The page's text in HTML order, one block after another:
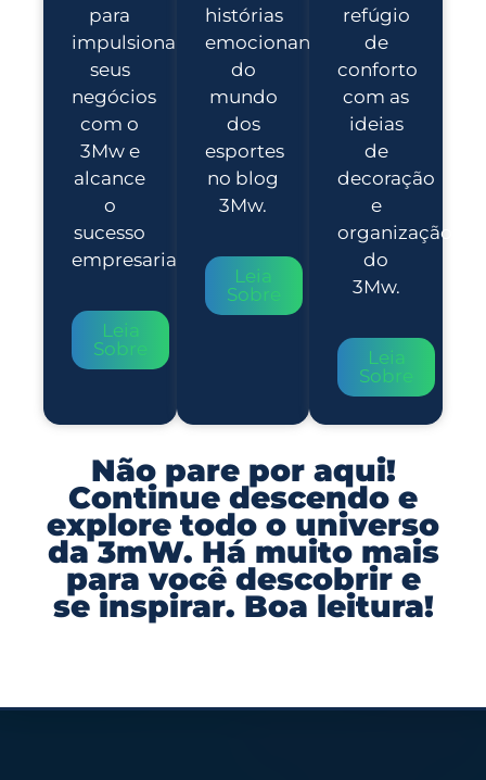
para
impulsionar
seus
negócios
com o
3Mw e
alcance
o
sucesso
empresarial.
Leia
Sobre
histórias
emocionantes
do
mundo
dos
esportes
no blog
3Mw.
Leia
Sobre
refúgio
de
conforto
com as
ideias
de
decoração
e
organização
do
3Mw.
Leia
Sobre
Não pare por aqui!
Continue descendo e
explore todo o universo
da 3mW. Há muito mais
para você descobrir e
se inspirar. Boa leitura!